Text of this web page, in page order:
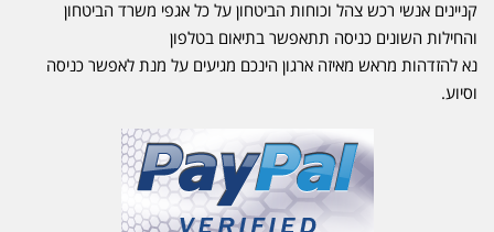
קניינים אנשי רכש צהל וכוחות הביטחון על כל אגפי משרד הביטחון
והחילות השונים כניסה תתאפשר בתיאום בטלפון
נא להזדהות מראש מאיזה ארגון הינכם מגיעים על מנת לאפשר כניסה
וסיוע.